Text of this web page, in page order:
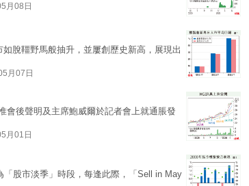
月08日
脫韁野馬般抽升，並屢創歷史新高，展現出
月07日
會後聲明及主席鮑威爾於記者會上就通脹發
月01日
股市淡季」時段，每逢此際，「Sell in May